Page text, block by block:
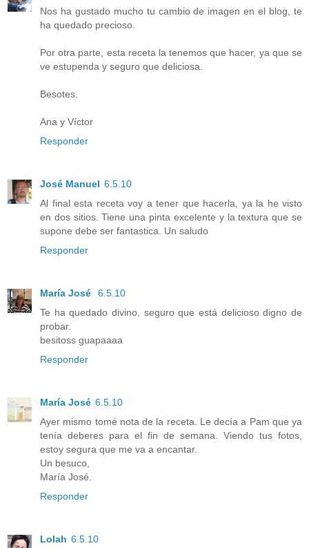
Nos ha gustado mucho tu cambio de imagen en el blog, te
ha quedado precioso.
Por otra parte, esta receta la tenemos que hacer, ya que se
ve estupenda y seguro que deliciosa.
Besotes.
Ana y Víctor
Responder
José Manuel 6.5.10
Al final esta receta voy a tener que hacerla, ya la he visto
en dos sitios. Tiene una pinta excelente y la textura que se
supone debe ser fantastica. Un saludo
Responder
María José
6.5.10
Te ha quedado divino, seguro que está delicioso digno de
probar.
besitoss guapaaaa
Responder
María José 6.5.10
Ayer mismo tomé nota de la receta. Le decía a Pam que ya
tenía deberes para el fin de semana. Viendo tus fotos,
estoy segura que me va a encantar.
Un besuco,
María José.
Responder
Lolah 6.5.10